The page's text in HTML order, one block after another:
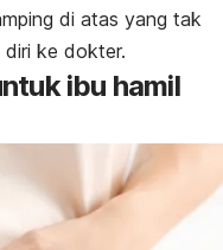
di atas yang tak
diri ke dokter.
ibu hamil